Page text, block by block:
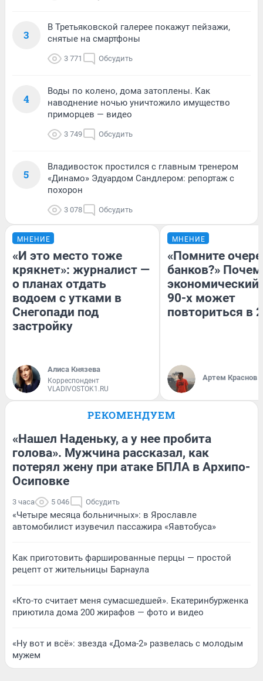
3
В Третьяковской галерее покажут пейзажи,
снятые на смартфоны
3 771 Обсудить
4
Воды по колено, дома затоплены. Как
наводнение ночью уничтожило имущество
приморцев — видео
3 749 Обсудить
5
Владивосток простился с главным тренером
«Динамо» Эдуардом Сандлером: репортаж с
похорон
3 078 Обсудить
МНЕНИЕ
«И это место тоже
крякнет»: журналист —
о планах отдать
водоем с утками в
Снегопади под
застройку
Алиса Князева
Корреспондент
VLADIVOSTOK1.RU
МНЕНИЕ
«Помните
банков?»
экономический
90-х может
повториться в
Артем Краснов
РЕКОМЕНДУЕМ
«Нашел Наденьку, а у нее пробита
голова». Мужчина рассказал, как
потерял жену при атаке БПЛА в Архипо-
Осиповке
3 часа 5 046 Обсудить
«Четыре месяца больничных»: в Ярославле
автомобилист изувечил пассажира «Яавтобуса»
Как приготовить фаршированные перцы — простой
рецепт от жительницы Барнаула
«Кто-то считает меня сумасшедшей». Екатеринбурженка
приютила дома 200 жирафов — фото и видео
«Ну вот и всё»: звезда «Дома-2» развелась с молодым
мужем